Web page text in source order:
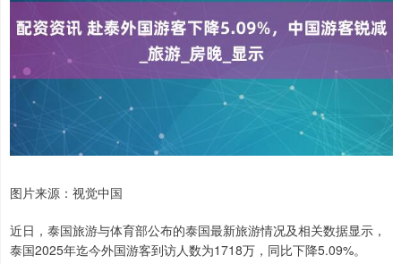
图片来源：视觉中国
近日，泰国旅游与体育部公布的泰国最新旅游情况及相关数据显示，
泰国2025年迄今外国游客到访人数为1718万，同比下降5.09%。